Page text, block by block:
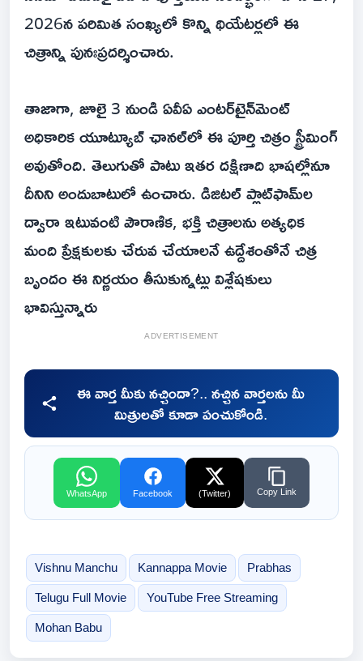
2026న పరిమిత సంఖ్యలో కొన్ని థియేటర్లలో ఈ
చిత్రాన్ని పునఃప్రదర్శించారు.
తాజాగా, జూలై 3 నుండి ఏవీఏ ఎంటర్‌టైన్‌మెంట్
అధికారిక యూట్యూబ్ ఛానల్‌లో ఈ పూర్తి చిత్రం స్ట్రీమింగ్
అవుతోంది. తెలుగుతో పాటు ఇతర దక్షిణాది భాషల్లోనూ
దీనిని అందుబాటులో ఉంచారు. డిజిటల్ ప్లాట్‌ఫామ్‌ల
ద్వారా ఇటువంటి పౌరాణిక, భక్తి చిత్రాలను అత్యధిక
మంది ప్రేక్షకులకు చేరువ చేయాలనే ఉద్దేశంతోనే చిత్ర
బృందం ఈ నిర్ణయం తీసుకున్నట్లు విశ్లేషకులు
భావిస్తున్నారు
ADVERTISEMENT
ఈ వార్త మీకు నచ్చిందా?.. నచ్చిన వార్తలను మీ
మిత్రులతో కూడా పంచుకోండి.
WhatsApp Facebook (Twitter) Copy Link
Vishnu Manchu Kannappa Movie Prabhas
Telugu Full Movie YouTube Free Streaming
Mohan Babu